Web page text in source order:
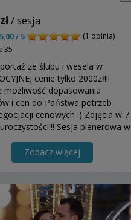
/ sesja
5,00 / 5
(1 opinia)
35
ze ślubu i wesela w
cenie tylko 2000zł!!!
możliwość dopasowania
i cen do Państwa potrzeb
cenowych :) Zdjęcia w 7
Sesja plenerowa w
Marki, Zielonka, Warszawa,
Pułtusk, Serock, Maków
Zobacz więcej